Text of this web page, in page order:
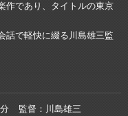
作であり、タイトルの東京
話で軽快に綴る川島雄三監
監督 川島雄三